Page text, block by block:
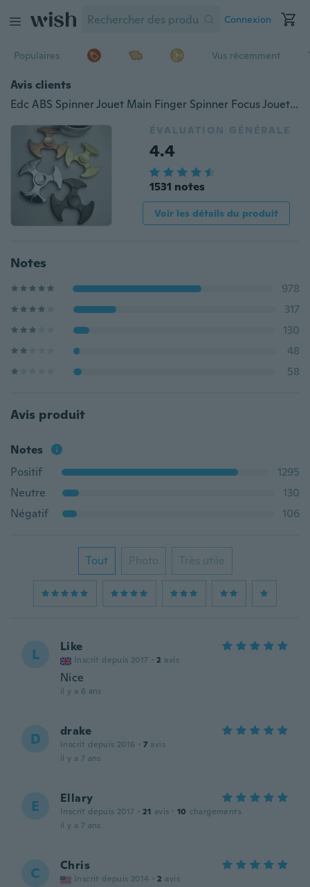
Connexion
Populaires Vus récemment
Avis clients
Edc ABS Spinner Jouet Main Finger Spinner Focus Jouets Fidget ADHD Stress Reliever
ÉVALUATION GÉNÉRALE
4.4
1531 notes
Voir les détails du produit
Notes
978
317
130
48
58
Avis produit
Notes
Positif
1295
Neutre
130
Négatif
106
Tout Photo Très utile
L Like
Inscrit depuis 2017 · 2 avis
Nice
il y a 6 ans
D drake
Inscrit depuis 2016 · 7 avis
il y a 7 ans
E Ellary
Inscrit depuis 2017 · 21 avis · 10 chargements
il y a 7 ans
C Chris
Inscrit depuis 2014 · 2 avis